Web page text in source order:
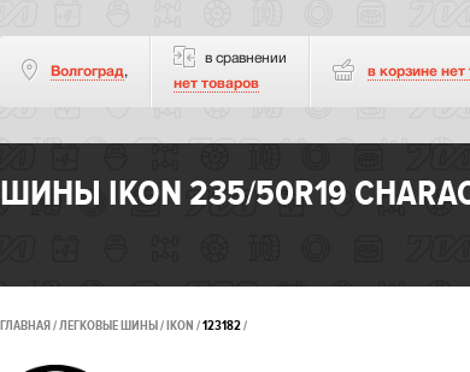
Волгоград,
в сравнении
нет товаров
в корзине нет
ШИНЫ IKON 235/50R19
ГЛАВНАЯ ЛЕГКОВЫЕ ШИНЫ IKON 123182